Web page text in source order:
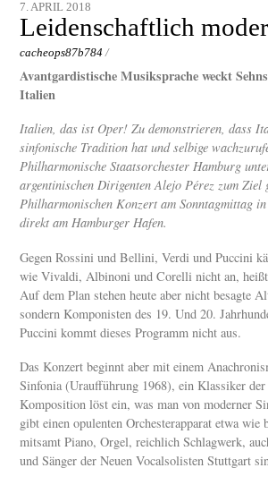
7. APRIL 2018
Leidenschaftlich
cacheops87b784 /
Avantgardistische Musiksprache weckt
Italien
Italien, das ist Oper! Zu demonstrieren, dass
sinfonische Tradition hat und selbige
Philharmonische Staatsorchester Hamburg
argentinischen Dirigenten Alejo Pérez zum Ziel
Philharmonischen Konzert am Sonntagmittag
direkt am Hamburger Hafen.
Gegen Rossini und Bellini, Verdi und Puccini
wie Vivaldi, Albinoni und Corelli nicht an,
Auf dem Plan stehen heute aber nicht besagte
sondern Komponisten des 19. Und 20.
Puccini kommt dieses Programm nicht aus.
Das Konzert beginnt aber mit einem
Sinfonia (Uraufführung 1968), ein Klassiker
Komposition löst ein, was man von moderner
gibt einen opulenten Orchesterapparat etwa wie
mitsamt Piano, Orgel, reichlich Schlagwerk,
und Sänger der Neuen Vocalsolisten Stuttgart